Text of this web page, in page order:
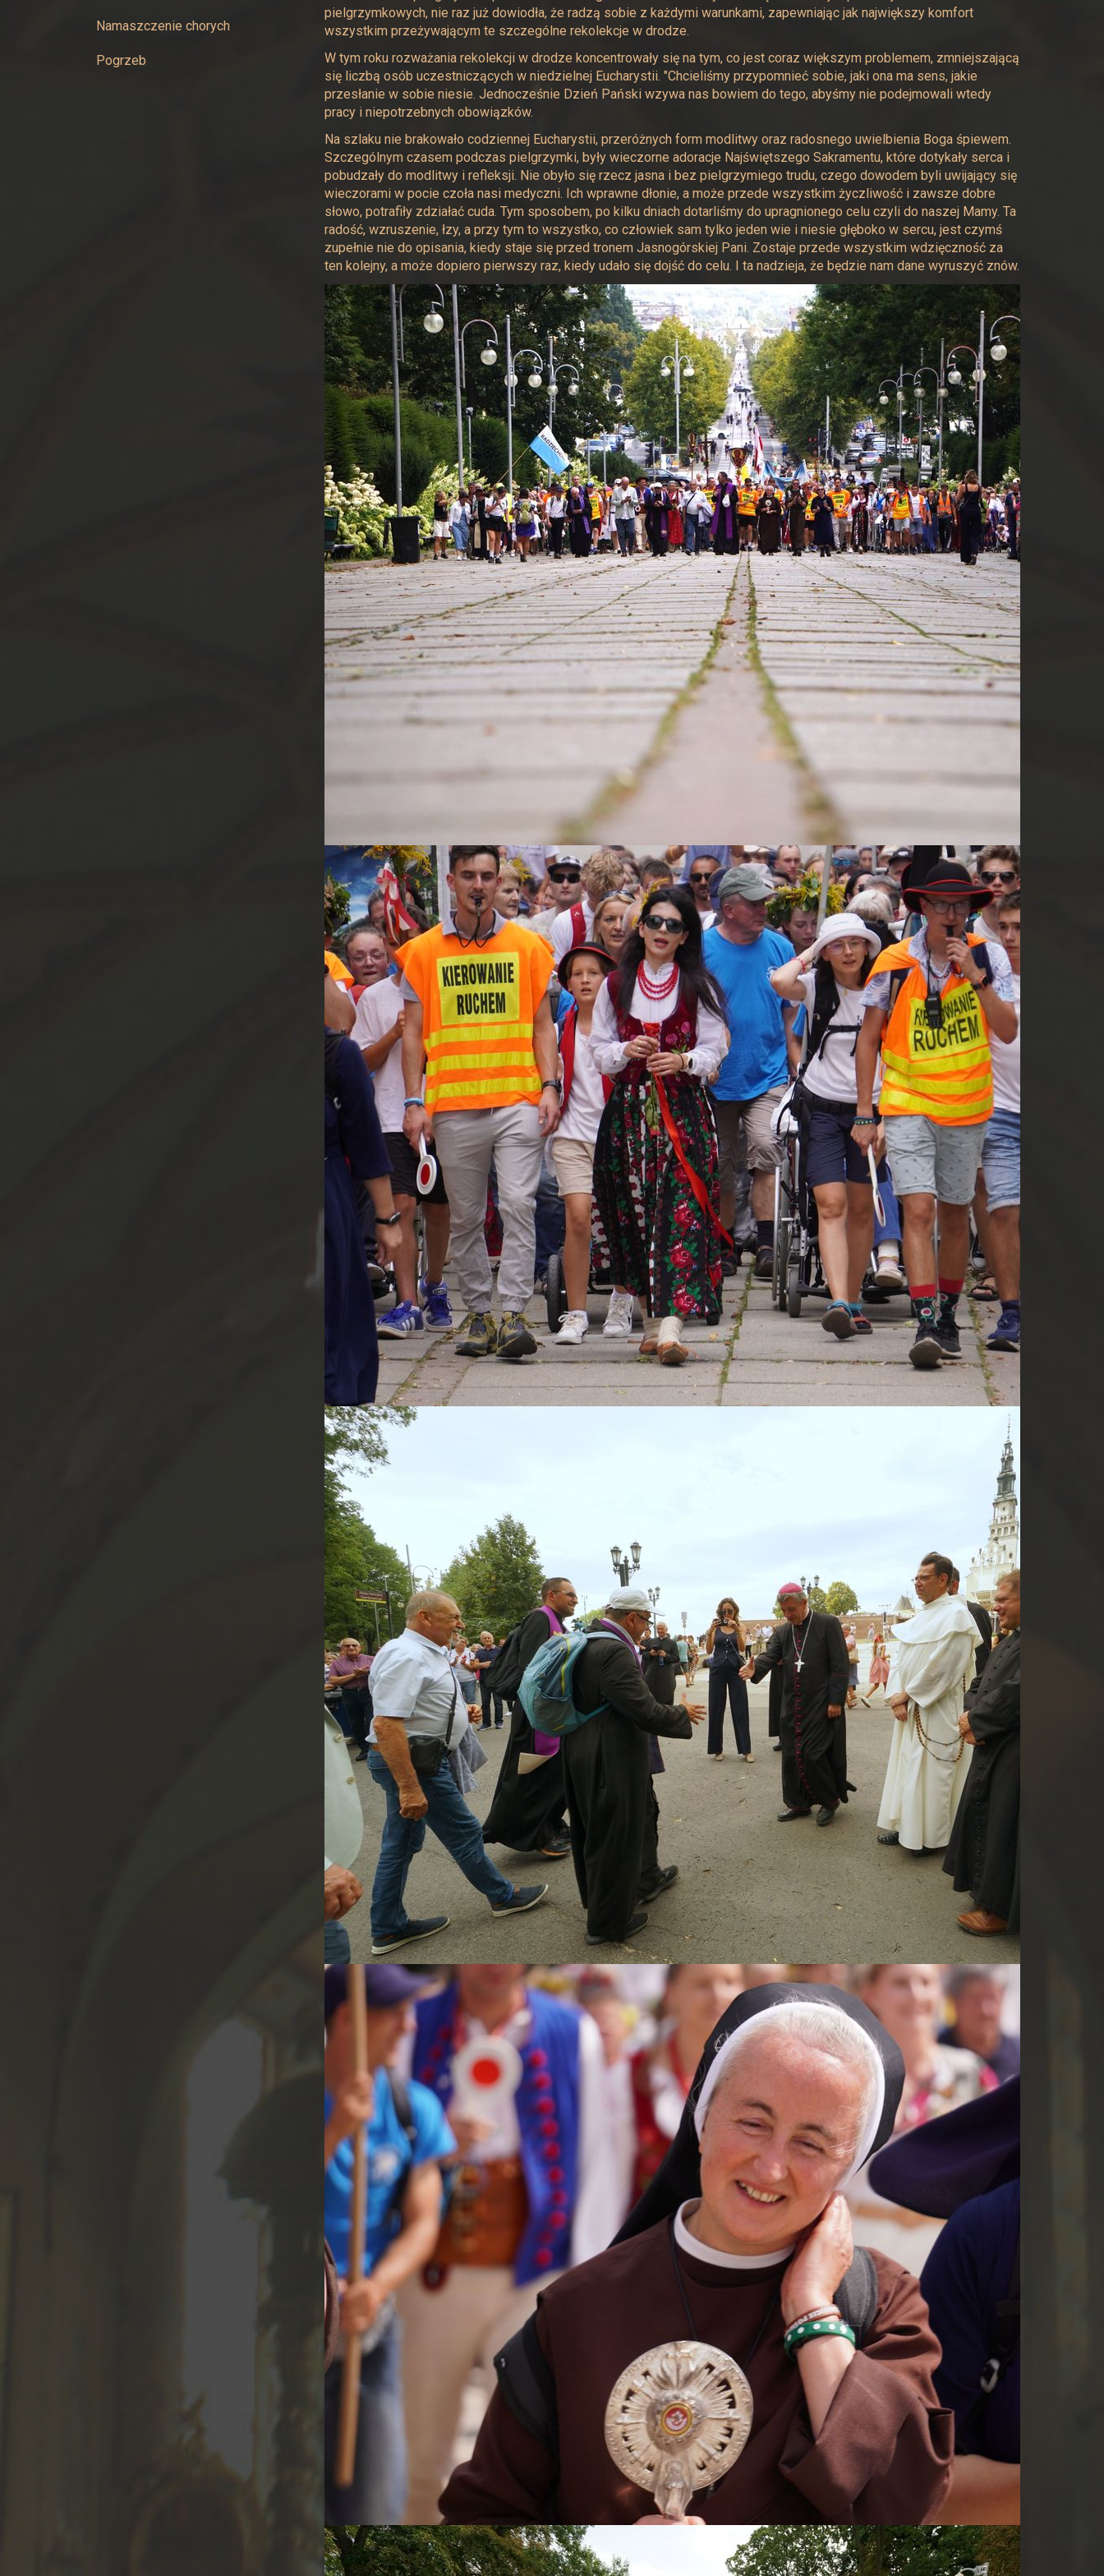
Najświętszej
Namaszczenie chorych
Pogrzeb
pielgrzymkowych, nie raz już dowiodła, że radzą sobie z każdymi warunkami, zapewniając jak największy komfort
wszystkim przeżywającym te szczególne rekolekcje w drodze.
W tym roku rozważania rekolekcji w drodze koncentrowały się na tym, co jest coraz większym problemem, zmniejszającą
się liczbą osób uczestniczących w niedzielnej Eucharystii. "Chcieliśmy przypomnieć sobie, jaki ona ma sens, jakie
przesłanie w sobie niesie. Jednocześnie Dzień Pański wzywa nas bowiem do tego, abyśmy nie podejmowali wtedy
pracy i niepotrzebnych obowiązków.
Na szlaku nie brakowało codziennej Eucharystii, przeróżnych form modlitwy oraz radosnego uwielbienia Boga śpiewem.
Szczególnym czasem podczas pielgrzymki, były wieczorne adoracje Najświętszego Sakramentu, które dotykały serca i
pobudzały do modlitwy i refleksji. Nie obyło się rzecz jasna i bez pielgrzymiego trudu, czego dowodem byli uwijający się
wieczorami w pocie czoła nasi medyczni. Ich wprawne dłonie, a może przede wszystkim życzliwość i zawsze dobre
słowo, potrafiły zdziałać cuda. Tym sposobem, po kilku dniach dotarliśmy do upragnionego celu czyli do naszej Mamy. Ta
radość, wzruszenie, łzy, a przy tym to wszystko, co człowiek sam tylko jeden wie i niesie głęboko w sercu, jest czymś
zupełnie nie do opisania, kiedy staje się przed tronem Jasnogórskiej Pani. Zostaje przede wszystkim wdzięczność za
ten kolejny, a może dopiero pierwszy raz, kiedy udało się dojść do celu. I ta nadzieja, że będzie nam dane wyruszyć znów.